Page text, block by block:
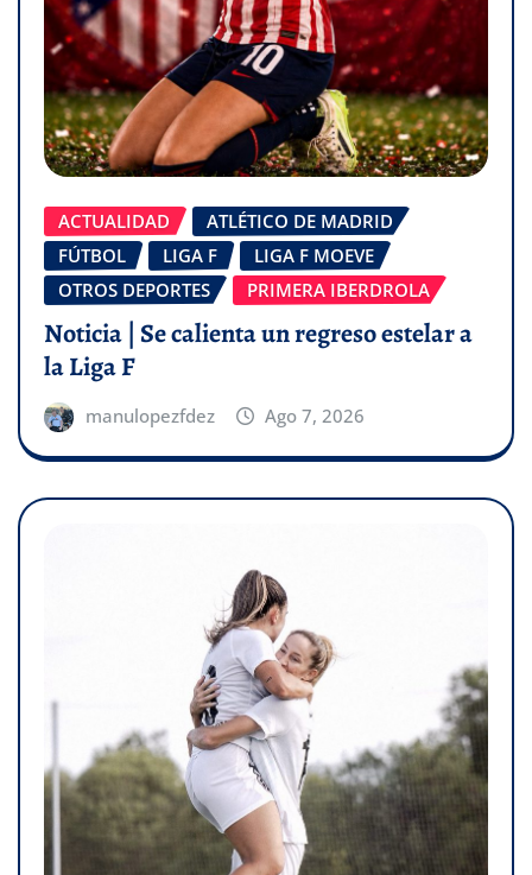
ACTUALIDAD
ATLÉTICO DE MADRID
FÚTBOL
LIGA F
LIGA F MOEVE
OTROS DEPORTES
PRIMERA IBERDROLA
Noticia | Se calienta un regreso estelar a
la Liga F
manulopezfdez Ago 7, 2026